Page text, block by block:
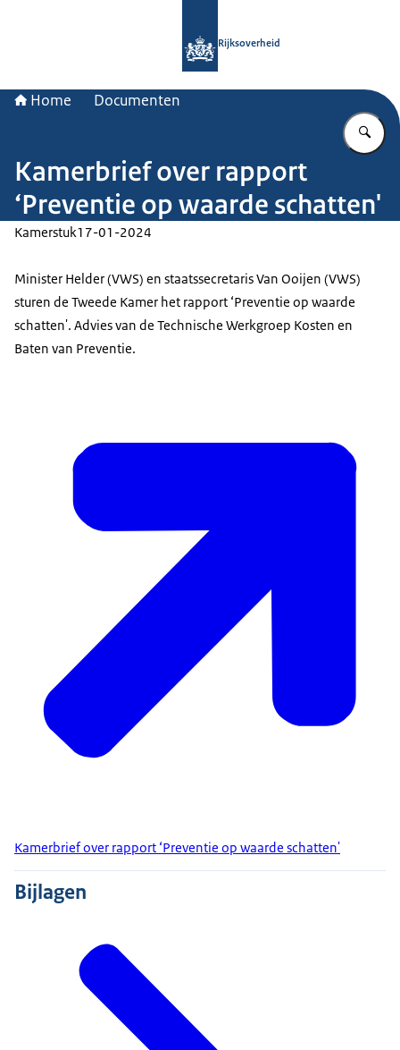
Rijksoverheid
Home Documenten
Kamerbrief over rapport
‘Preventie op waarde schatten'
Kamerstuk17-01-2024
Minister Helder (VWS) en staatssecretaris Van Ooijen (VWS)
sturen de Tweede Kamer het rapport ‘Preventie op waarde
schatten'. Advies van de Technische Werkgroep Kosten en
Baten van Preventie.
Kamerbrief over rapport ‘Preventie op waarde schatten'
Bijlagen